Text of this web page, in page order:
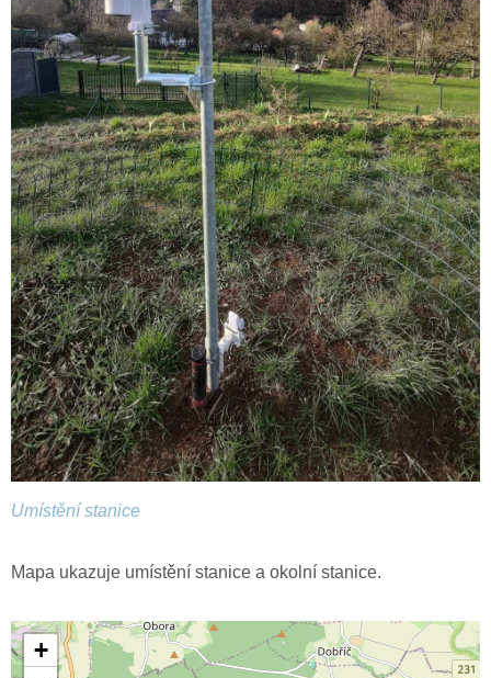
Umístění stanice
Mapa ukazuje umístění stanice a okolní stanice.
+